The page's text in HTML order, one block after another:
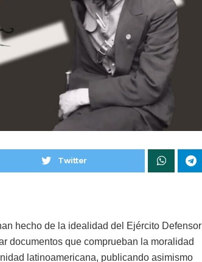
Twitter
hecho de la idealidad del Ejército Defensor
documentos que comprueban la moralidad
latinoamericana, publicando asimismo